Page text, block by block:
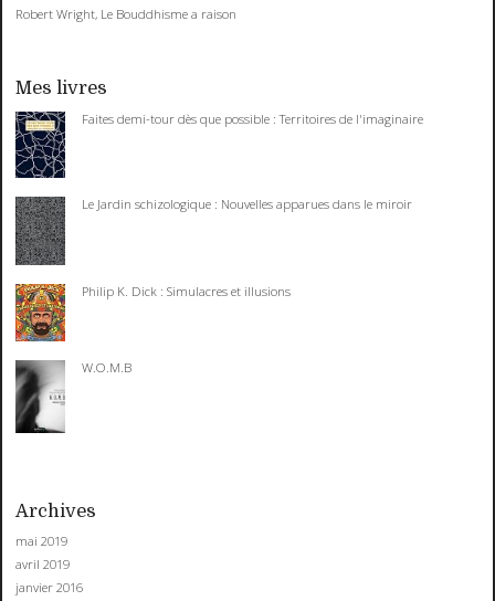
Robert Wright, Le Bouddhisme a raison
Mes livres
Faites demi-tour dès que possible : Territoires de l'imaginaire
Le Jardin schizologique : Nouvelles apparues dans le miroir
Philip K. Dick : Simulacres et illusions
W.O.M.B
Archives
mai 2019
avril 2019
janvier 2016